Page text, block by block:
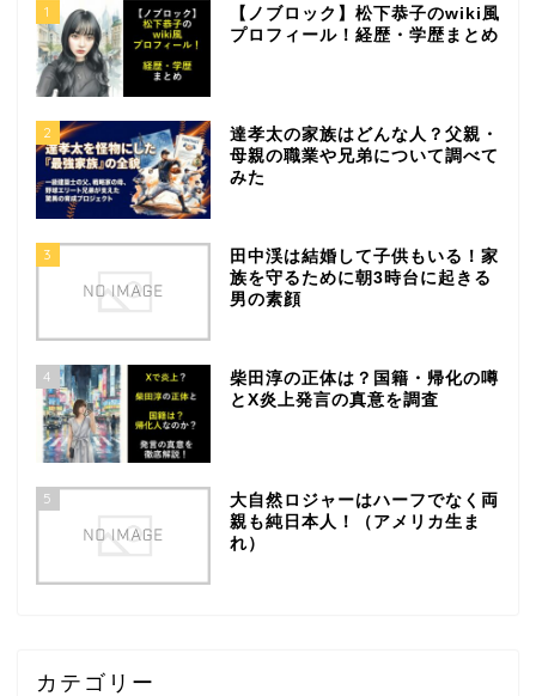
1
【ノブロック】松下恭子のwiki風
プロフィール！経歴・学歴まとめ
2
達孝太の家族はどんな人？父親・
母親の職業や兄弟について調べて
みた
3
田中渓は結婚して子供もいる！家
族を守るために朝3時台に起きる
男の素顔
4
柴田淳の正体は？国籍・帰化の噂
とX炎上発言の真意を調査
5
大自然ロジャーはハーフでなく両
親も純日本人！（アメリカ生ま
れ）
カテゴリー